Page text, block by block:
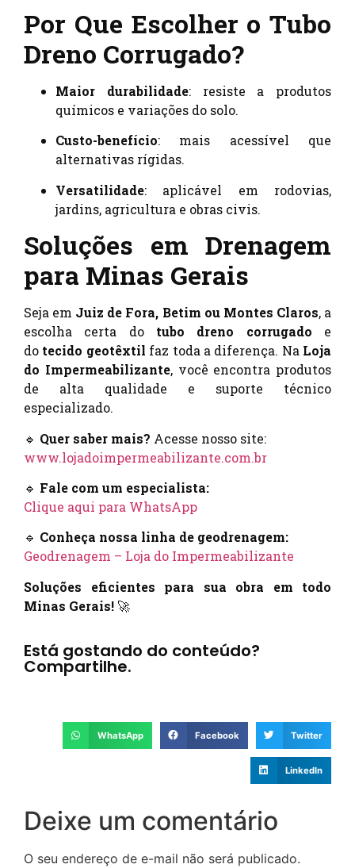
Por Que Escolher o Tubo
Dreno Corrugado?
Maior durabilidade: resiste a produtos
químicos e variações do solo.
Custo-benefício: mais acessível que
alternativas rígidas.
Versatilidade: aplicável em rodovias,
jardins, agricultura e obras civis.
Soluções em Drenagem
para Minas Gerais
Seja em Juiz de Fora, Betim ou Montes Claros, a
escolha certa do tubo dreno corrugado e
do tecido geotêxtil faz toda a diferença. Na Loja
do Impermeabilizante, você encontra produtos
de alta qualidade e suporte técnico
especializado.
🔹 Quer saber mais? Acesse nosso site:
www.lojadoimpermeabilizante.com.br
🔹 Fale com um especialista:
Clique aqui para WhatsApp
🔹 Conheça nossa linha de geodrenagem:
Geodrenagem – Loja do Impermeabilizante
Soluções eficientes para sua obra em todo
Minas Gerais! 🚀
Está gostando do conteúdo?
Compartilhe.
WhatsApp Facebook Twitter
LinkedIn
Deixe um comentário
O seu endereço de e-mail não será publicado.